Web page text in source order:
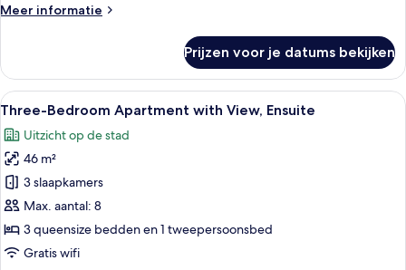
badkamer
Meer informatie
Meer
appartement,
4
slaapkamers,
suite
badkamer
Prijzen voor je datums bekijken
Alle
foto's
voor
Three-
Bedroom
Apartment
with
View,
Een kleine, eenvoudige kamer met
8
Three-Bedroom Apartment with View, Ensuite
Uitzicht op de stad
46 m²
3 slaapkamers
Max. aantal: 8
3 queensize bedden en 1 tweepersoonsbed
Gratis wifi